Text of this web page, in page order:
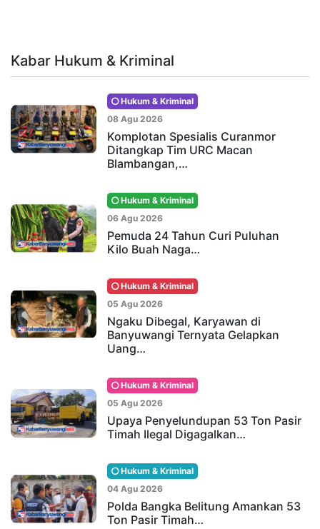
Kabar Hukum & Kriminal
Hukum & Kriminal
08 Agu 2026
Komplotan Spesialis Curanmor
Ditangkap Tim URC Macan
Blambangan,…
Hukum & Kriminal
06 Agu 2026
Pemuda 24 Tahun Curi Puluhan
Kilo Buah Naga…
Hukum & Kriminal
05 Agu 2026
Ngaku Dibegal, Karyawan di
Banyuwangi Ternyata Gelapkan
Uang…
Hukum & Kriminal
05 Agu 2026
Upaya Penyelundupan 53 Ton Pasir
Timah Ilegal Digagalkan…
Hukum & Kriminal
04 Agu 2026
Polda Bangka Belitung Amankan 53
Ton Pasir Timah…